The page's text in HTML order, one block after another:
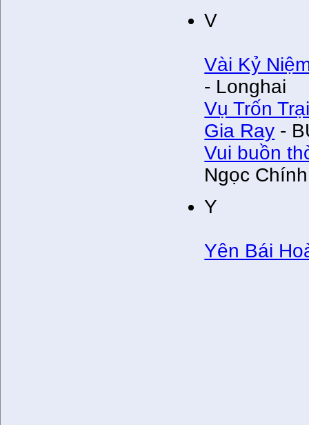
V
Vài Kỷ
- Longhai
Vụ Trốn
Gia Ray -
Vui buồn
Ngọc
Y
Yên Bái